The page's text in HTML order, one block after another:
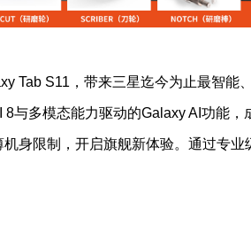
Tab S11，带来三星迄今为止最智能
与多模态能力驱动的Galaxy AI功能，
身限制，开启旗舰新体验。通过专业